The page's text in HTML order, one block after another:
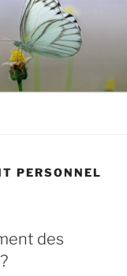
PERSONNEL
des